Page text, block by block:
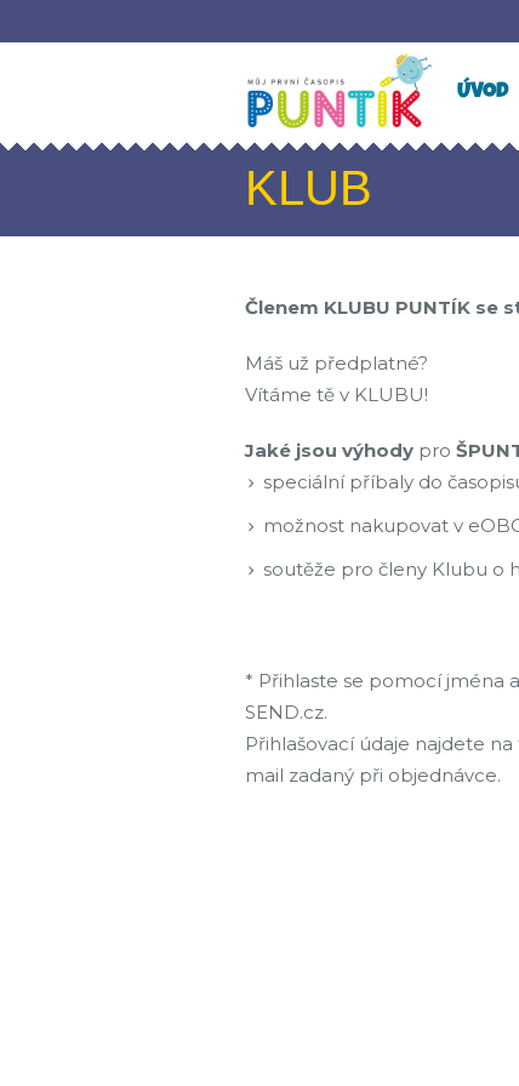
ÚVOD
KLUB
Členem KLUBU PUNTÍK se
Máš už předplatné?
Vítáme tě v KLUBU!
Jaké jsou výhody pro
speciální příbaly do
možnost nakupovat v
soutěže pro členy Klubu o
* Přihlaste se pomocí jména
SEND.cz.
Přihlašovací údaje najdete
mail zadaný při objednávce.